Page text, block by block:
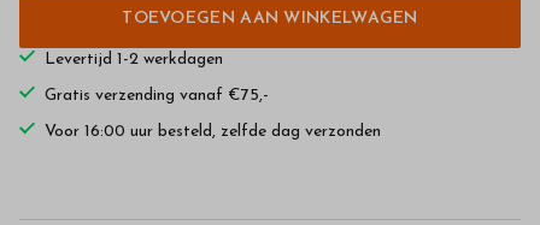
TOEVOEGEN AAN WINKELWAGEN
Levertijd 1-2 werkdagen
Gratis verzending vanaf €75,-
Voor 16:00 uur besteld, zelfde dag verzonden